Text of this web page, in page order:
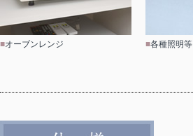
■オーブンレンジ ■各種照明等